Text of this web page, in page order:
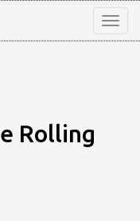
Rolling